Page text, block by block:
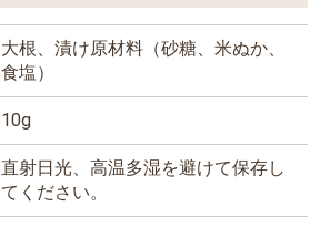
大根、漬け原材料（砂糖、米ぬか、
食塩）
10g
直射日光、高温多湿を避けて保存し
てください。